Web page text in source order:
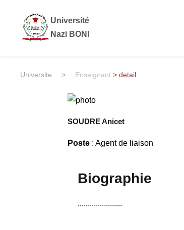
Université
Nazi BONI
Universite > Enseignant > detail
SOUDRE Anicet
Poste : Agent de liaison
Biographie
......................